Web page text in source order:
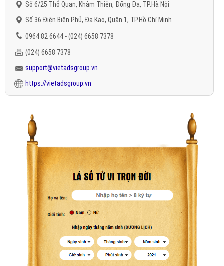
Số 6/25 Thổ Quan, Khâm Thiên, Đống Đa, TP.Hà Nội
Số 36 Điện Biên Phủ, Đa Kao, Quận 1, TP.Hồ Chí Minh
0964 82 6644 - (024) 6658 7378
(024) 6658 7378
support@vietadsgroup.vn
https://vietadsgroup.vn